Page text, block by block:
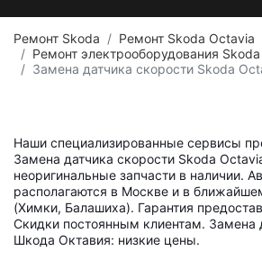
Ремонт Skoda
Ремонт Skoda Octavia
Ремонт электрооборудования
Замена датчика скорости Skoda
Наши специализированные сервисы
Замена датчика скорости Skoda
неоригинальные запчасти в наличии.
располагаются в Москве и в
(Химки, Балашиха). Гарантия
Скидки постоянным клиентам. Замена
Шкода Октавия: низкие цены.